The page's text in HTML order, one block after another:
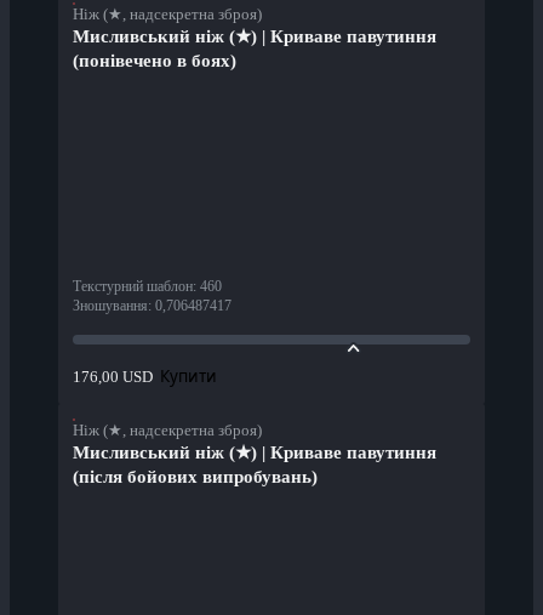
Ніж (★, надсекретна зброя)
Мисливський ніж (★) | Криваве павутиння
(понівечено в боях)
Текстурний шаблон: 460
Зношування: 0,706487417
176,00 USD Купити
Ніж (★, надсекретна зброя)
Мисливський ніж (★) | Криваве павутиння
(після бойових випробувань)